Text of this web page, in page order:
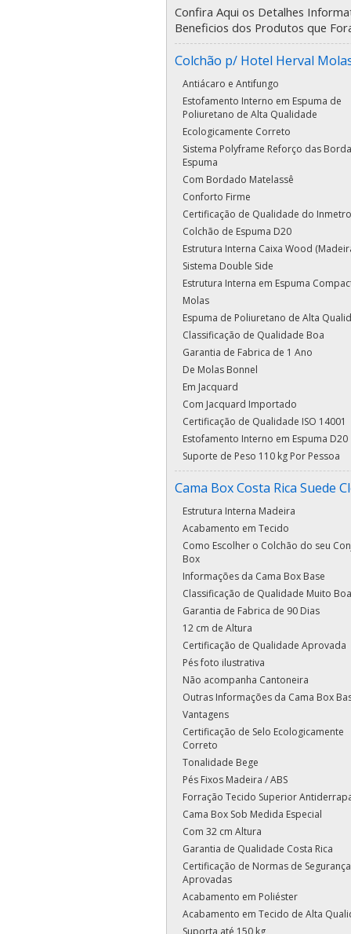
Confira Aqui os Detalhes
Beneficios dos Produtos que
Colchão p/ Hotel Herval
Antiácaro e Antifungo
Estofamento Interno em Espuma de
Poliuretano de Alta Qualidade
Ecologicamente Correto
Sistema Polyframe Reforço das
Espuma
Com Bordado Matelassê
Conforto Firme
Certificação de Qualidade do Inmetro
Colchão de Espuma D20
Estrutura Interna Caixa Wood
Sistema Double Side
Estrutura Interna em Espuma
Molas
Espuma de Poliuretano de Alta
Classificação de Qualidade Boa
Garantia de Fabrica de 1 Ano
De Molas Bonnel
Em Jacquard
Com Jacquard Importado
Certificação de Qualidade ISO 14001
Estofamento Interno em Espuma D20
Suporte de Peso 110 kg Por Pessoa
Cama Box Costa Rica Suede
Estrutura Interna Madeira
Acabamento em Tecido
Como Escolher o Colchão do seu
Box
Informações da Cama Box Base
Classificação de Qualidade Muito Boa
Garantia de Fabrica de 90 Dias
12 cm de Altura
Certificação de Qualidade Aprovada
Pés foto ilustrativa
Não acompanha Cantoneira
Outras Informações da Cama Box
Vantagens
Certificação de Selo Ecologicamente
Correto
Tonalidade Bege
Pés Fixos Madeira / ABS
Forração Tecido Superior
Cama Box Sob Medida Especial
Com 32 cm Altura
Garantia de Qualidade Costa Rica
Certificação de Normas de Segurança
Aprovadas
Acabamento em Poliéster
Acabamento em Tecido de Alta
Suporta até 150 kg